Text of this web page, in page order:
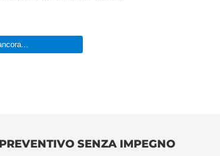
SENZA IMPEGNO